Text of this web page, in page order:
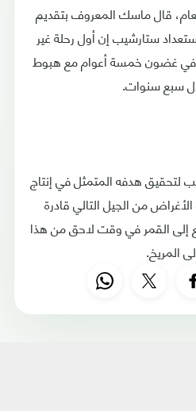
قال ماسك المعروف بتقديم
ستارشيب إن أول رحلة غير
في غضون خمسة أعوام مع هبوط
سبع سنوات.
هدفه المتمثل في إنتاج
من الجيل التالي قادرة
القمر في وقت لاحق من هذا
المريخ.